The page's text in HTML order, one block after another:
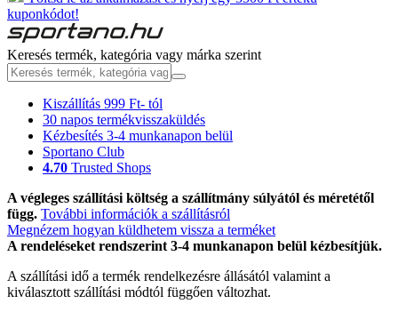
kuponkódot!
Keresés termék, kategória vagy márka szerint
Kiszállítás 999 Ft- tól
30 napos termékvisszaküldés
Kézbesítés 3-4 munkanapon belül
Sportano Club
4.70 Trusted Shops
A végleges szállítási költség a szállítmány súlyától és méretétől
függ. További információk a szállításról
Megnézem hogyan küldhetem vissza a terméket
A rendeléseket rendszerint 3-4 munkanapon belül kézbesítjük.
A szállítási idő a termék rendelkezésre állásától valamint a
kiválasztott szállítási módtól függően változhat.